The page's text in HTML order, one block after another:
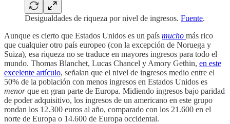
Desigualdades de riqueza por nivel de ingresos. Fuente.
Aunque es cierto que Estados Unidos es un país mucho más rico
que cualquier otro país europeo (con la excepción de Noruega y
Suiza), esa riqueza no se traduce en mayores ingresos para todo el
mundo. Thomas Blanchet, Lucas Chancel y Amory Gethin, en este
excelente artículo, señalan que el nivel de ingresos medio entre el
50% de la población con menos ingresos en Estados Unidos es
menorque en gran parte de Europa. Midiendo ingresos bajo paridad
de poder adquisitivo, los ingresos de un americano en este grupo
rondan los 12.300 euros al año, comparado con los 21.600 en el
norte de Europa o 14.600 de Europa occidental.